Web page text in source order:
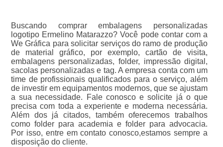
Buscando comprar embalagens personalizadas
logotipo Ermelino Matarazzo? Você pode contar com a
We Gráfica para solicitar serviços do ramo de produção
de material gráfico, por exemplo, cartão de visita,
embalagens personalizadas, folder, impressão digital,
sacolas personalizadas e tag. A empresa conta com um
time de profissionais qualificados para o serviço, além
de investir em equipamentos modernos, que se ajustam
a sua necessidade. Fale conosco e solicite já o que
precisa com toda a experiente e moderna necessária.
Além dos já citados, também oferecemos trabalhos
como folder para academia e folder para advocacia.
Por isso, entre em contato conosco,estamos sempre a
disposição do cliente.